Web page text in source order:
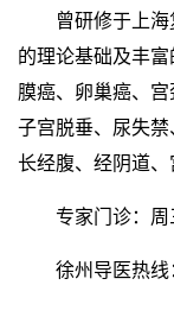
曾研修于上海
的理论基础及丰
膜癌、卵巢癌、宫
子宫脱垂、尿失
长经腹、经阴道、
专家门诊：周
徐州导医热线